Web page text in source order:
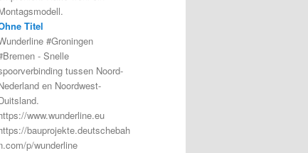
Titel
#Groningen
- Snelle
tussen Noord-
en Noordwest-
www.wunderline.eu
bauprojekte.deutschebah
p/wunderline